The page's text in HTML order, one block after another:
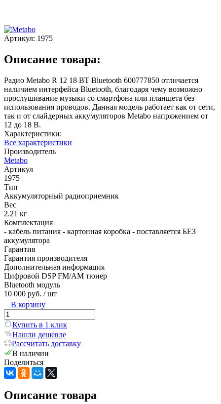
Артикул: 1975
Описание товара:
Радио Metabo R 12 18 BT Bluetooth 600777850 отличается
наличием интерфейса Bluetooth, благодаря чему возможно
прослушивание музыки со смартфона или планшета без
использования проводов. Данная модель работает как от сети,
так и от слайдерных аккумуляторов Metabo напряжением от
12 до 18 В.
Характеристики:
Все характеристики
Производитель
Metabo
Артикул
1975
Тип
Аккумуляторный радиоприемник
Вес
2.21 кг
Комплектация
- кабель питания - картонная коробка - поставляется БЕЗ
аккумулятора
Гарантия
Гарантия производителя
Дополнительная информация
Цифровой DSP FM/AM тюнер
Bluetooth модуль
10 000 руб. / шт
В корзину
Купить в 1 клик
Нашли дешевле
Рассчитать доставку
В наличии
Поделиться
Описание товара